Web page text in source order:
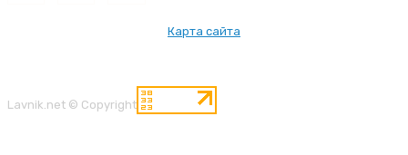
Карта сайта
Lavnik.net © Copyright